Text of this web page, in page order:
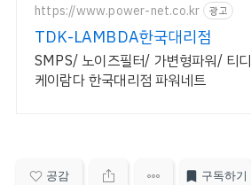
https://www.power-net.co.kr 광고
TDK-LAMBDA한국대리점
SMPS/ 노이즈필터/ 가변형파워/ 티디
케이람다 한국대리점 파워네트
공감 구독하기